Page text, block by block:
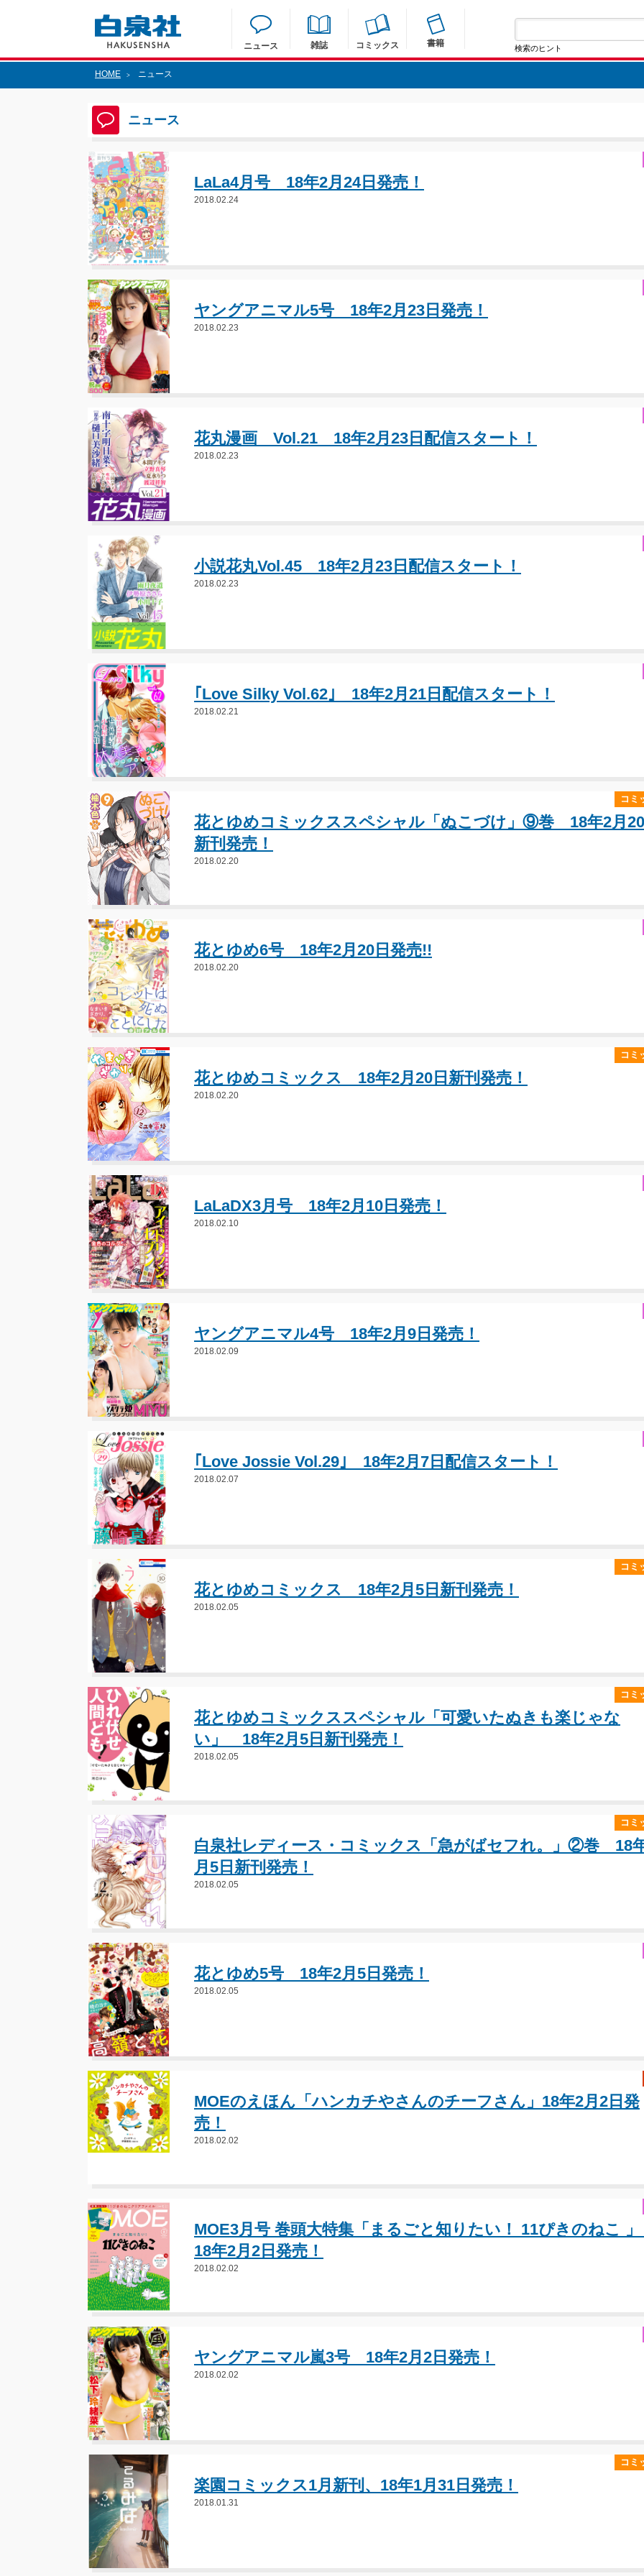
ニュース 雑誌 コミックス 書籍 検索のヒント
HOME > ニュース
ニュース
LaLa4月号 18年2月24日発売！
2018.02.24
ヤングアニマル5号 18年2月23日発売！
2018.02.23
花丸漫画 Vol.21 18年2月23日配信スタート！
2018.02.23
小説花丸Vol.45 18年2月23日配信スタート！
2018.02.23
｢Love Silky Vol.62｣ 18年2月21日配信スタート！
2018.02.21
コミ
花とゆめコミックススペシャル「ぬこづけ」⑨巻 18年2月20
新刊発売！
2018.02.20
花とゆめ6号 18年2月20日発売!!
2018.02.20
コミ
花とゆめコミックス 18年2月20日新刊発売！
2018.02.20
LaLaDX3月号 18年2月10日発売！
2018.02.10
ヤングアニマル4号 18年2月9日発売！
2018.02.09
｢Love Jossie Vol.29｣ 18年2月7日配信スタート！
2018.02.07
コミ
花とゆめコミックス 18年2月5日新刊発売！
2018.02.05
コミ
花とゆめコミックススペシャル「可愛いたぬきも楽じゃな
い」 18年2月5日新刊発売！
2018.02.05
コミ
白泉社レディース・コミックス「急がばセフれ。」②巻 18
月5日新刊発売！
2018.02.05
花とゆめ5号 18年2月5日発売！
2018.02.05
MOEのえほん「ハンカチやさんのチーフさん」18年2月2日発
売！
2018.02.02
MOE3月号 巻頭大特集「まるごと知りたい！ 11ぴきのねこ
18年2月2日発売！
2018.02.02
ヤングアニマル嵐3号 18年2月2日発売！
2018.02.02
コミ
楽園コミックス1月新刊、18年1月31日発売！
2018.01.31